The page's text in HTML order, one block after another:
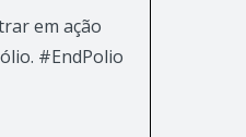
em ação
#EndPolio